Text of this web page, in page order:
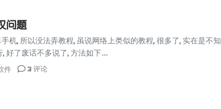
问题
机, 所以没法弄教程, 虽说网络上类似的教程, 很多了, 实在是不
好了废话不多说了, 方法如下 ...
件 3 评论